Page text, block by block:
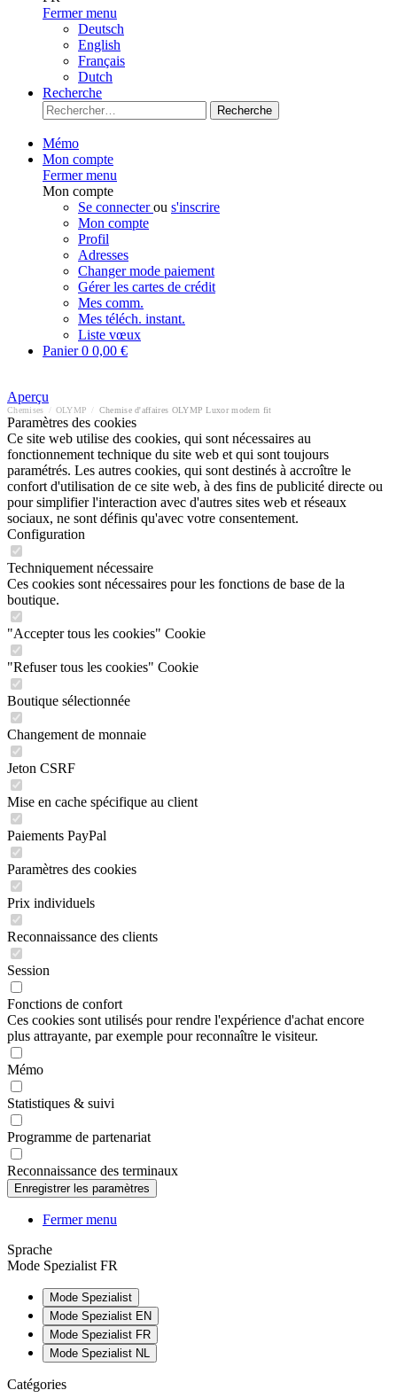
Fermer menu
Deutsch
English
Français
Dutch
Recherche
Recherche
Mémo
Mon compte
Fermer menu
Mon compte
Se connecterou s'inscrire
Mon compte
Profil
Adresses
Changer mode paiement
Gérer les cartes de crédit
Mes comm.
Mes téléch. instant.
Liste vœux
Panier0 0,00 €
Aperçu
Chemises OLYMP Chemise d'affaires OLYMP Luxor modern fit
Paramètres des cookies
Ce site web utilise des cookies, qui sont nécessaires au
fonctionnement technique du site web et qui sont toujours
paramétrés. Les autres cookies, qui sont destinés à accroître le
confort d'utilisation de ce site web, à des fins de publicité directe ou
pour simplifier l'interaction avec d'autres sites web et réseaux
sociaux, ne sont définis qu'avec votre consentement.
Configuration
Techniquement nécessaire
Ces cookies sont nécessaires pour les fonctions de base de la
boutique.
"Accepter tous les cookies" Cookie
"Refuser tous les cookies" Cookie
Boutique sélectionnée
Changement de monnaie
Jeton CSRF
Mise en cache spécifique au client
Paiements PayPal
Paramètres des cookies
Prix individuels
Reconnaissance des clients
Session
Fonctions de confort
Ces cookies sont utilisés pour rendre l'expérience d'achat encore
plus attrayante, par exemple pour reconnaître le visiteur.
Mémo
Statistiques & suivi
Programme de partenariat
Reconnaissance des terminaux
Fermer menu
Sprache
Mode Spezialist FR
Mode Spezialist
Mode Spezialist EN
Mode Spezialist FR
Mode Spezialist NL
Catégories